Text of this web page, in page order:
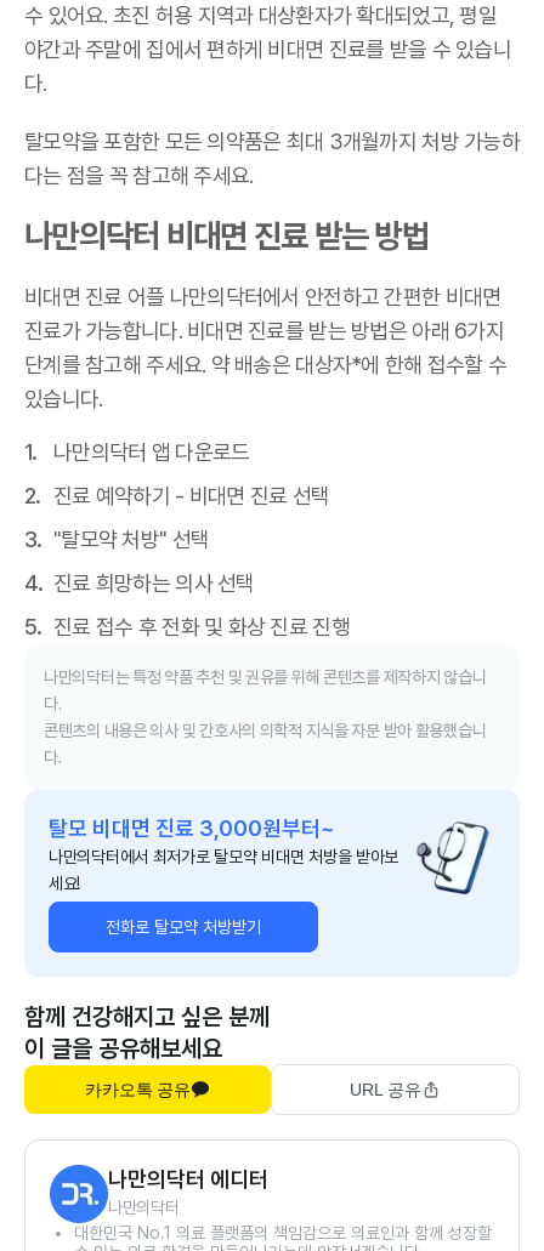
수 있어요. 초진 허용 지역과 대상환자가 확대되었고, 평일
야간과 주말에 집에서 편하게 비대면 진료를 받을 수 있습니
다.
탈모약을 포함한 모든 의약품은 최대 3개월까지 처방 가능하
다는 점을 꼭 참고해 주세요.
나만의닥터 비대면 진료 받는 방법
비대면 진료 어플 나만의닥터에서 안전하고 간편한 비대면
진료가 가능합니다. 비대면 진료를 받는 방법은 아래 6가지
단계를 참고해 주세요. 약 배송은 대상자*에 한해 접수할 수
있습니다.
나만의닥터 앱 다운로드
진료 예약하기 - 비대면 진료 선택
"탈모약 처방" 선택
진료 희망하는 의사 선택
진료 접수 후 전화 및 화상 진료 진행
나만의닥터는 특정 약품 추천 및 권유를 위해 콘텐츠를 제작하지 않습니
다.
콘텐츠의 내용은 의사 및 간호사의 의학적 지식을 자문 받아 활용했습니
다.
탈모 비대면 진료 3,000원부터~
나만의닥터에서 최저가로 탈모약 비대면 처방을 받아보
세요!
전화로 탈모약 처방받기
함께 건강해지고 싶은 분께
이 글을 공유해보세요
카카오톡 공유 URL 공유
나만의닥터 에디터
나만의닥터
대한민국 No.1 의료 플랫폼의 책임감으로 의료인과 함께 성장할